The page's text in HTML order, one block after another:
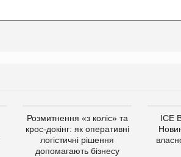
Розмитнення «з коліс» та
крос-докінг: як оперативні
логістичні рішення
допомагають бізнесу
ICE